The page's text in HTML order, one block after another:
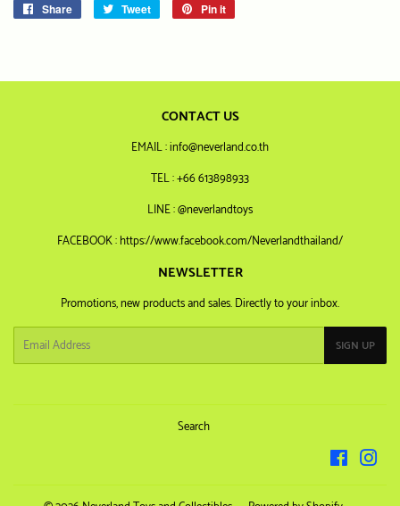
Share
Share
Tweet
Tweet
Pin it
CONTACT US
EMAIL : info@neverland.co.th
TEL : +66 613898933
LINE : @neverlandtoys
FACEBOOK : https://www.facebook.com/Neverlandthailand/
NEWSLETTER
Promotions, new products and sales. Directly to your inbox.
Email SIGN UP
Search
Facebook